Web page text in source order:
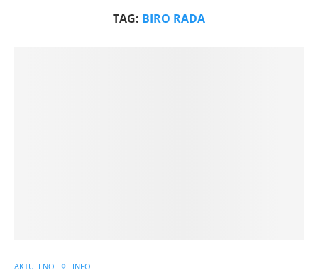
TAG: BIRO RADA
AKTUELNO INFO